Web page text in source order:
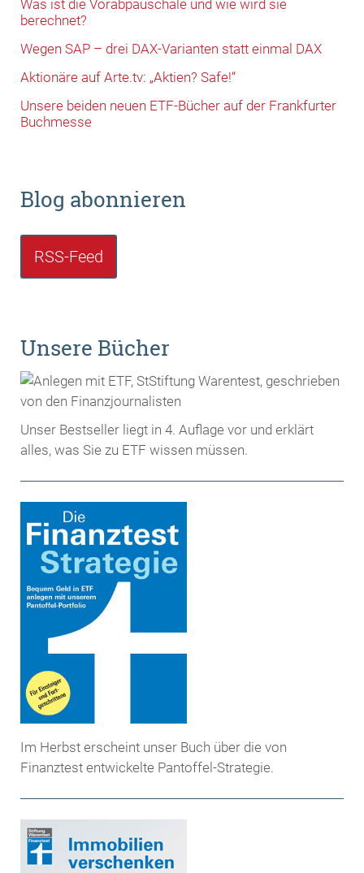
Was ist die Vorabpauschale und wie wird sie
berechnet?
Wegen SAP – drei DAX-Varianten statt einmal DAX
Aktionäre auf Arte.tv: „Aktien? Safe!“
Unsere beiden neuen ETF-Bücher auf der Frankfurter
Buchmesse
Blog abonnieren
RSS-Feed
Unsere Bücher
Unser Bestseller liegt in 4. Auflage vor und erklärt
alles, was Sie zu ETF wissen müssen.
Im Herbst erscheint unser Buch über die von
Finanztest entwickelte Pantoffel-Strategie.